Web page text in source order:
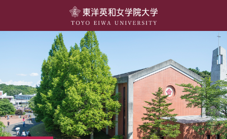
学部・学科
キャンパスライフ
留学・国際交流
キャリア・就職